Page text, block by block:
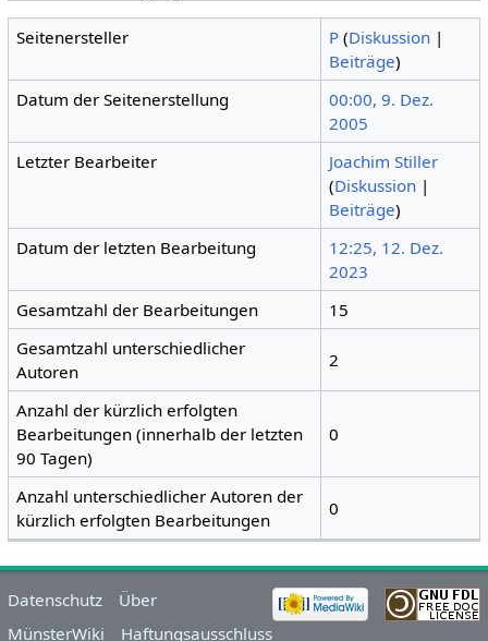
Seitenersteller P (Diskussion |
Beiträge)
Datum der Seitenerstellung
00:00, 9. Dez.
2005
Letzter Bearbeiter
Joachim Stiller
(Diskussion |
Beiträge)
Datum der letzten Bearbeitung
12:25, 12. Dez.
2023
Gesamtzahl der Bearbeitungen
15
Gesamtzahl unterschiedlicher
Autoren
2
Anzahl der kürzlich erfolgten
Bearbeitungen (innerhalb der letzten
90 Tagen)
0
Anzahl unterschiedlicher Autoren der
kürzlich erfolgten Bearbeitungen
0
Datenschutz
Über
MünsterWiki
Haftungsausschluss